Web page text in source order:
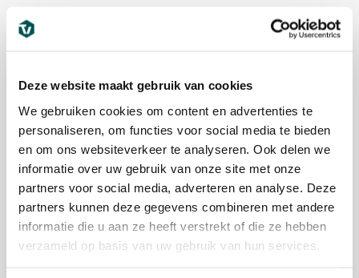
Deze website maakt gebruik van cookies
We gebruiken cookies om content en advertenties te
personaliseren, om functies voor social media te bieden
en om ons websiteverkeer te analyseren. Ook delen we
informatie over uw gebruik van onze site met onze
partners voor social media, adverteren en analyse. Deze
partners kunnen deze gegevens combineren met andere
informatie die u aan ze heeft verstrekt of die ze hebben
verzameld op basis van uw gebruik van hun services.